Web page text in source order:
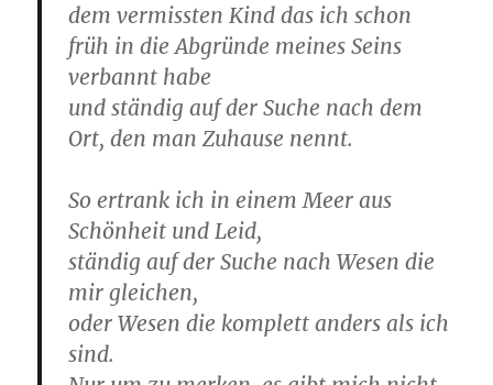
dem vermissten Kind das ich schon
früh in die Abgründe meines Seins
verbannt habe
und ständig auf der Suche nach dem
Ort, den man Zuhause nennt.
So ertrank ich in einem Meer aus
Schönheit und Leid,
ständig auf der Suche nach Wesen die
mir gleichen,
oder Wesen die komplett anders als ich
sind.